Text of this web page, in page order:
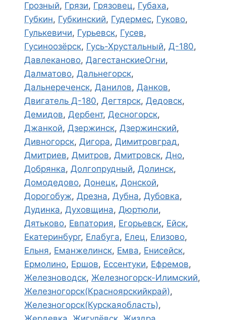
Грозный, Грязи, Грязовец, Губаха,
Губкин, Губкинский, Гудермес, Гуково,
Гулькевичи, Гурьевск, Гусев,
Гусиноозёрск, Гусь-Хрустальный, Д-180,
Давлеканово, ДагестанскиеОгни,
Далматово, Дальнегорск,
Дальнереченск, Данилов, Данков,
Двигатель Д-180, Дегтярск, Дедовск,
Демидов, Дербент, Десногорск,
Джанкой, Дзержинск, Дзержинский,
Дивногорск, Дигора, Димитровград,
Дмитриев, Дмитров, Дмитровск, Дно,
Добрянка, Долгопрудный, Долинск,
Домодедово, Донецк, Донской,
Дорогобуж, Дрезна, Дубна, Дубовка,
Дудинка, Духовщина, Дюртюли,
Дятьково, Евпатория, Егорьевск, Ейск,
Екатеринбург, Елабуга, Елец, Елизово,
Ельня, Еманжелинск, Емва, Енисейск,
Ермолино, Ершов, Ессентуки, Ефремов,
Железноводск, Железногорск-Илимский,
Железногорск(Красноярскийкрай),
Железногорск(Курскаяобласть),